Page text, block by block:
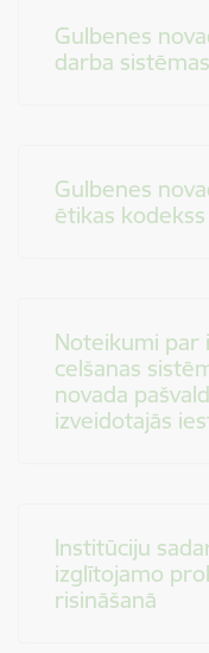
Gulbenes
darba
Gulbenes
ētikas kodekss
Noteikumi par
celšanas
novada
izveidotajās
Institūciju
izglītojamo
risināšanā